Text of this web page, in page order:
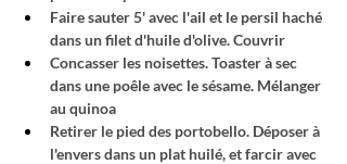
Faire sauter 5' avec l'ail et le persil haché
dans un filet d'huile d'olive. Couvrir
Concasser les noisettes. Toaster à sec
dans une poêle avec le sésame. Mélanger
au quinoa
Retirer le pied des portobello. Déposer à
l'envers dans un plat huilé, et farcir avec